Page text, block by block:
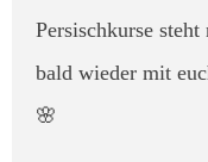
Persischkurse
bald wieder mit
🌸